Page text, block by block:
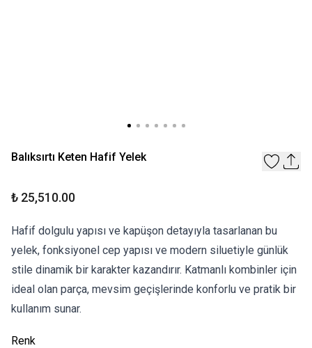
Balıksırtı Keten Hafif Yelek
₺ 25,510.00
Hafif dolgulu yapısı ve kapüşon detayıyla tasarlanan bu
yelek, fonksiyonel cep yapısı ve modern siluetiyle günlük
stile dinamik bir karakter kazandırır. Katmanlı kombinler için
ideal olan parça, mevsim geçişlerinde konforlu ve pratik bir
kullanım sunar.
Renk